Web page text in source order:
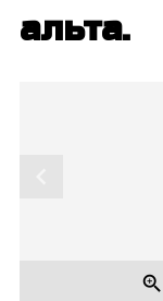
альта.
zoom_in